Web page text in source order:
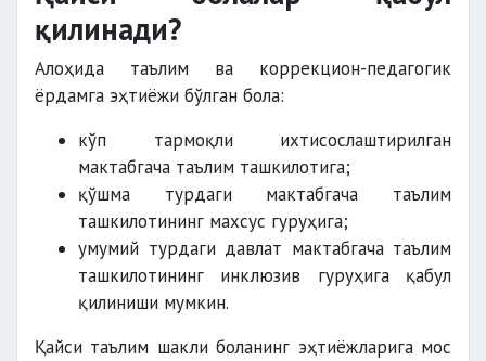
қилинади?
Алоҳида таълим ва коррекцион-педагогик
ёрдамга эҳтиёжи бўлган бола:
кўп тармоқли ихтисослаштирилган
мактабгача таълим ташкилотига;
қўшма турдаги мактабгача таълим
ташкилотининг махсус гуруҳига;
умумий турдаги давлат мактабгача таълим
ташкилотининг инклюзив гуруҳига қабул
қилиниши мумкин.
Қайси таълим шакли боланинг эҳтиёжларига мос